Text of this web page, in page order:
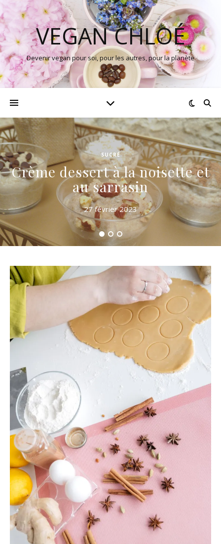
VEGAN CHLOÉ
Devenir vegan pour soi, pour les autres, pour la planète
SUCRÉ
Crème dessert à la noisette et
au sarrasin
27 février 2023